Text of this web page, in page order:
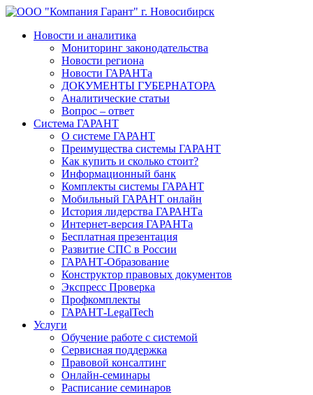
Новости и аналитика
Мониторинг законодательства
Новости региона
Новости ГАРАНТа
ДОКУМЕНТЫ ГУБЕРНАТОРА
Аналитические статьи
Вопрос – ответ
Система ГАРАНТ
О системе ГАРАНТ
Преимущества системы ГАРАНТ
Как купить и сколько стоит?
Информационный банк
Комплекты системы ГАРАНТ
Мобильный ГАРАНТ онлайн
История лидерства ГАРАНТа
Интернет-версия ГАРАНТа
Бесплатная презентация
Развитие СПС в России
ГАРАНТ-Образование
Конструктор правовых документов
Экспресс Проверка
Профкомплекты
ГАРАНТ-LegalTech
Услуги
Обучение работе с системой
Сервисная поддержка
Правовой консалтинг
Онлайн-семинары
Расписание семинаров